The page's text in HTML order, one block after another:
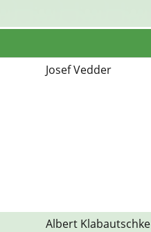
Josef Vedder
Albert Klabautschke